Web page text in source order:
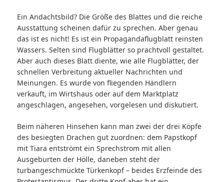
Ein Andachtsbild? Die Größe des Blattes und die reiche
Ausstattung scheinen dafür zu sprechen. Aber genau
das ist es nicht! Es ist ein Propagandaflugblatt reinsten
Wassers. Selten sind Flugblätter so prachtvoll gestaltet.
Aber auch dieses Blatt diente, wie alle Flugblätter, der
schnellen Verbreitung aktueller Nachrichten und
Meinungen. Es wurde von fliegenden Händlern
verkauft, im Wirtshaus oder auf dem Marktplatz
angeschlagen, angesehen, vorgelesen und diskutiert.
Beim näheren Hinsehen kann man zwei der drei Köpfe
des besiegten Drachen gut zuordnen: dem Papstkopf
mit Tiara entströmt ein Sprechstrom mit allen
Ausgeburten der Hölle, daneben steht der
turbangeschmückte Türkenkopf – beides Erzfeinde des